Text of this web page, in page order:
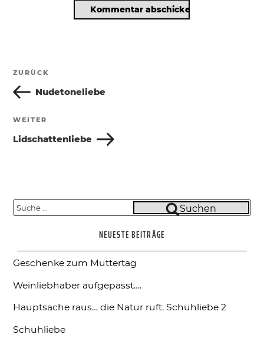
Beitragsnavigation
Vorheriger
Beitrag
ZURÜCK
Nudetoneliebe
Nächster
Beitrag
WEITER
Lidschattenliebe
Suche
nach:
Suchen
NEUESTE BEITRÄGE
Geschenke zum Muttertag
Weinliebhaber aufgepasst….
Hauptsache raus… die Natur ruft. Schuhliebe 2
Schuhliebe